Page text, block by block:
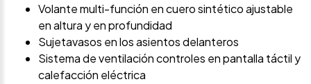
Volante multi-función en cuero sintético ajustable
en altura y en profundidad
Sujetavasos en los asientos delanteros
Sistema de ventilación controles en pantalla táctil y
calefacción eléctrica